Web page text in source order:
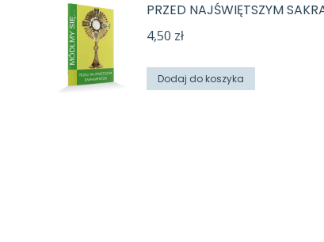
PRZED NAJŚWIĘTSZYM
4,50 zł
Dodaj do koszyka